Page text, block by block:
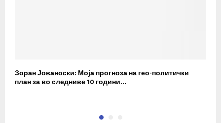
Зоран Јованоски: Моја прогноза на гео-политички
план за во следниве 10 години…